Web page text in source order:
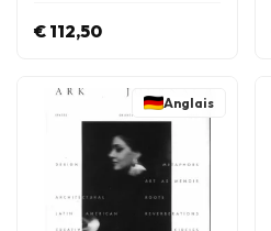
€ 112,50
Anglais